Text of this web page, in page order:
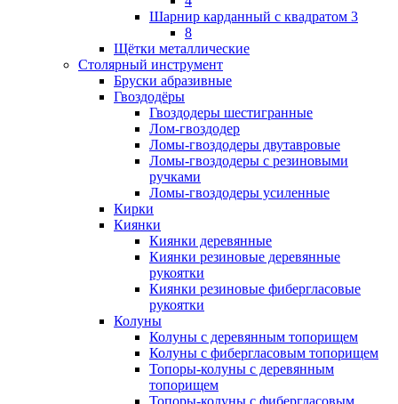
Шарнир карданный с квадратом 3
8
Щётки металлические
Столярный инструмент
Бруски абразивные
Гвоздодёры
Гвоздодеры шестигранные
Лом-гвоздодер
Ломы-гвоздодеры двутавровые
Ломы-гвоздодеры с резиновыми
ручками
Ломы-гвоздодеры усиленные
Кирки
Киянки
Киянки деревянные
Киянки резиновые деревянные
рукоятки
Киянки резиновые фибергласовые
рукоятки
Колуны
Колуны с деревянным топорищем
Колуны с фибергласовым топорищем
Топоры-колуны с деревянным
топорищем
Топоры-колуны с фибергласовым